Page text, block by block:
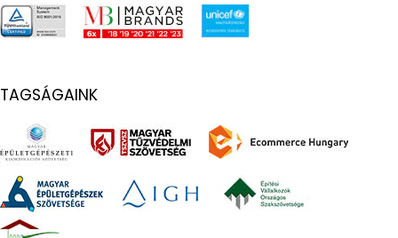
TAGSÁGAINK